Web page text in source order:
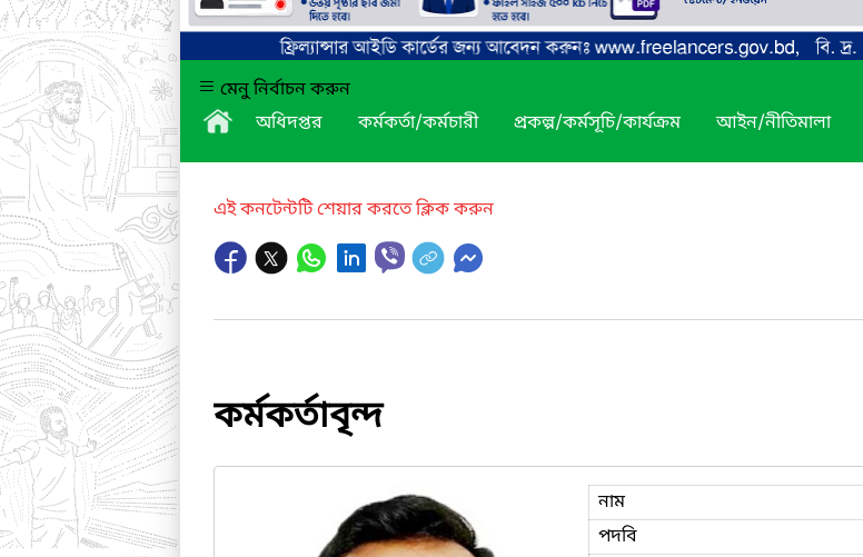
মেনু নির্বাচন করুন
অধিদপ্তর
কর্মকর্তা/কর্মচারী প্রকল্প/কর্মসূচি/কার্যক্রম আইন/নীতিমালা
এই কনটেন্টটি শেয়ার করতে ক্লিক করুন
কর্মকর্তাবৃন্দ
নাম
পদবি